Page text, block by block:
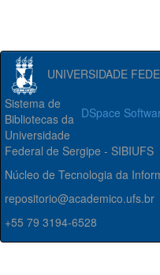
UNIVERSIDADE
DSpace
Sistema de
Bibliotecas da
Universidade
Federal de Sergipe - SIBIUFS
Núcleo de Tecnologia da
repositorio@academico.ufs.br
+55 79 3194-6528